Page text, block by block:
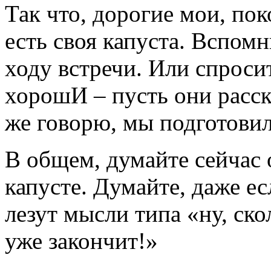
Так что, дорогие мои,
есть своя капуста.
ходу встречи. Или
хорошИ – пусть они
же говорю, мы
В общем, думайте сейчас
капусте. Думайте, даже
лезут мысли типа «ну,
уже закончит!»